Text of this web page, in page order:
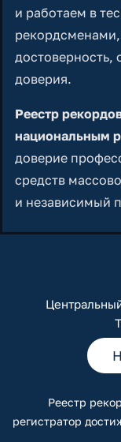
и работаем в
достоверность,
доверия.
Реестр
национальным
доверие
средств
и независимый
Реестр
регистратор